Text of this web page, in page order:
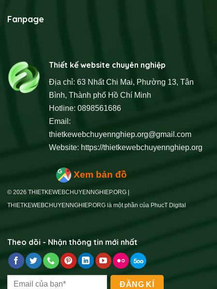
Fanpage
Thiết kế website chuyên nghiệp
Địa chỉ: 63 Nhất Chi Mai, Phường 13, Tân
Bình, Thành phố Hồ Chí Minh
Hotline: 0898561686
Email:
thietkewebchuyennghiep.org@gmail.com
Website: https://thietkewebchuyennghiep.org
Xem bản đồ
© 2026 THIETKEWEBCHUYENNGHIEP.ORG |
THIETKEWEBCHUYENNGHIEP.ORG là một phần của PhucT Digital
Theo dõi - Nhận thông tin mới nhất